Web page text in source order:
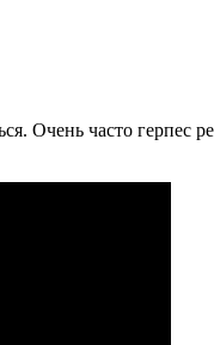
Очень часто герпес